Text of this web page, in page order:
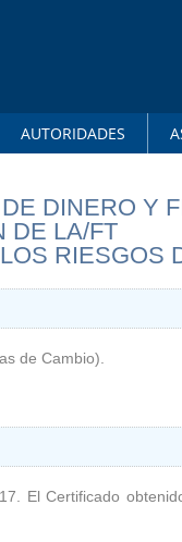
AUTORIDADES
DINERO Y
DE LA/FT
RIESGOS
de Cambio ).
El Certificado